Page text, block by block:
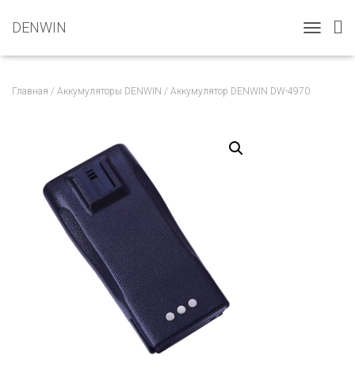
DENWIN
O
Главная / Аккумуляторы DENWIN / Аккумулятор DENWIN DW-4970